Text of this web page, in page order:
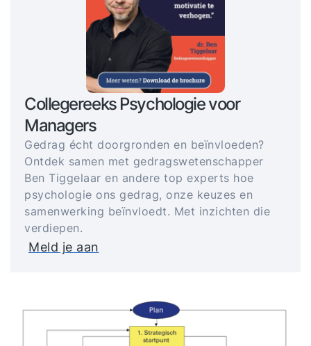
Collegereeks Psychologie voor
Managers
Gedrag écht doorgronden en beïnvloeden?
Ontdek samen met gedragswetenschapper
Ben Tiggelaar en andere top experts hoe
psychologie ons gedrag, onze keuzes en
samenwerking beïnvloedt. Met inzichten die
verdiepen.
Meld je aan